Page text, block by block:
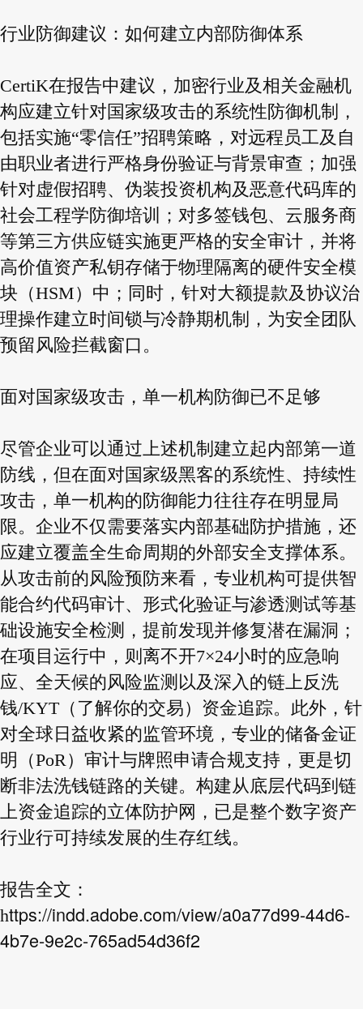
行业防御建议：如何建立内部防御体系
CertiK在报告中建议，加密行业及相关金融机
构应建立针对国家级攻击的系统性防御机制，
包括实施“零信任”招聘策略，对远程员工及自
由职业者进行严格身份验证与背景审查；加强
针对虚假招聘、伪装投资机构及恶意代码库的
社会工程学防御培训；对多签钱包、云服务商
等第三方供应链实施更严格的安全审计，并将
高价值资产私钥存储于物理隔离的硬件安全模
块（HSM）中；同时，针对大额提款及协议治
理操作建立时间锁与冷静期机制，为安全团队
预留风险拦截窗口。
面对国家级攻击，单一机构防御已不足够
尽管企业可以通过上述机制建立起内部第一道
防线，但在面对国家级黑客的系统性、持续性
攻击，单一机构的防御能力往往存在明显局
限。企业不仅需要落实内部基础防护措施，还
应建立覆盖全生命周期的外部安全支撑体系。
从攻击前的风险预防来看，专业机构可提供智
能合约代码审计、形式化验证与渗透测试等基
础设施安全检测，提前发现并修复潜在漏洞；
在项目运行中，则离不开7×24小时的应急响
应、全天候的风险监测以及深入的链上反洗
钱/KYT（了解你的交易）资金追踪。此外，针
对全球日益收紧的监管环境，专业的储备金证
明（PoR）审计与牌照申请合规支持，更是切
断非法洗钱链路的关键。构建从底层代码到链
上资金追踪的立体防护网，已是整个数字资产
行业行可持续发展的生存红线。
报告全文：
https://indd.adobe.com/view/a0a77d99-44d6-
4b7e-9e2c-765ad54d36f2